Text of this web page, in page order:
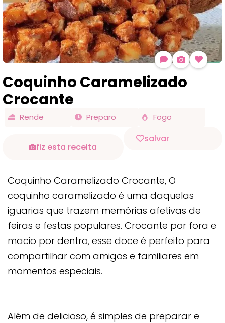
Coquinho Caramelizado
Crocante
Rende Preparo Fogo
fiz esta receita
salvar
Coquinho Caramelizado Crocante, O
coquinho caramelizado é uma daquelas
iguarias que trazem memórias afetivas de
feiras e festas populares. Crocante por fora e
macio por dentro, esse doce é perfeito para
compartilhar com amigos e familiares em
momentos especiais.
Além de delicioso, é simples de preparar e